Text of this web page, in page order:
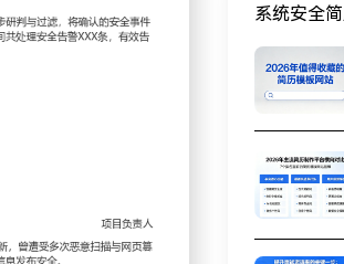
策略维护；根据业务
量模式；通过优化策
次，保障核心业务
漏洞扫描；对发现的
；跟踪漏洞修复进
修复周期缩短了XXX
系统安全